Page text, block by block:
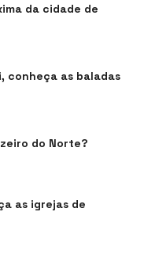
da cidade de
conheça as baladas
do Norte?
as igrejas de